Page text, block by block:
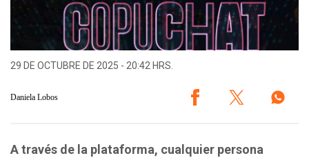
29 DE OCTUBRE DE 2025 - 20:42 HRS.
Daniela Lobos
A través de la plataforma, cualquier persona